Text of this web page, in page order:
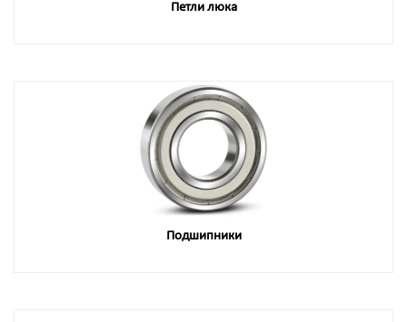
Петли люка
Подшипники